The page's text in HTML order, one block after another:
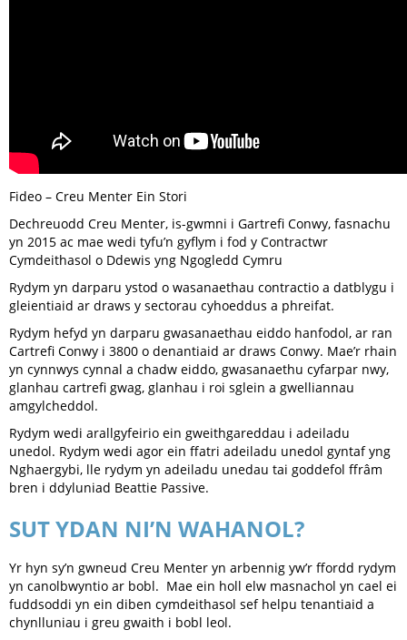
Fideo – Creu Menter Ein Stori
Dechreuodd Creu Menter, is-gwmni i Gartrefi Conwy, fasnachu
yn 2015 ac mae wedi tyfu’n gyflym i fod y Contractwr
Cymdeithasol o Ddewis yng Ngogledd Cymru
Rydym yn darparu ystod o wasanaethau contractio a datblygu i
gleientiaid ar draws y sectorau cyhoeddus a phreifat.
Rydym hefyd yn darparu gwasanaethau eiddo hanfodol, ar ran
Cartrefi Conwy i 3800 o denantiaid ar draws Conwy. Mae’r rhain
yn cynnwys cynnal a chadw eiddo, gwasanaethu cyfarpar nwy,
glanhau cartrefi gwag, glanhau i roi sglein a gwelliannau
amgylcheddol.
Rydym wedi arallgyfeirio ein gweithgareddau i adeiladu
unedol. Rydym wedi agor ein ffatri adeiladu unedol gyntaf yng
Nghaergybi, lle rydym yn adeiladu unedau tai goddefol ffrâm
bren i ddyluniad Beattie Passive.
SUT YDAN NI’N WAHANOL?
Yr hyn sy’n gwneud Creu Menter yn arbennig yw’r ffordd rydym
yn canolbwyntio ar bobl. Mae ein holl elw masnachol yn cael ei
fuddsoddi yn ein diben cymdeithasol sef helpu tenantiaid a
chynlluniau i greu gwaith i bobl leol.